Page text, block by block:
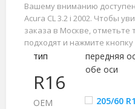
Вашему вниманию
Acura CL 3.2 i 2002. Чтобы
заказа в Москве,
подходят и нажмите
R16
тип
передняя
обе оси
ОЕМ 205/60